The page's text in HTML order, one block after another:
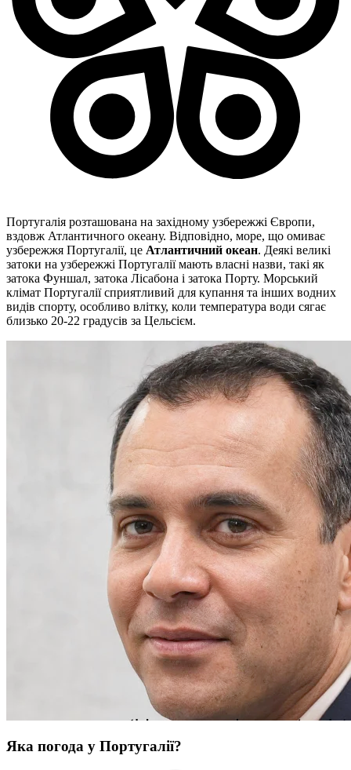
Португалія розташована на західному узбережжі Європи,
вздовж Атлантичного океану. Відповідно, море, що омиває
узбережжя Португалії, це Атлантичний океан. Деякі великі
затоки на узбережжі Португалії мають власні назви, такі як
затока Фуншал, затока Лісабона і затока Порту. Морський
клімат Португалії сприятливий для купання та інших водних
видів спорту, особливо влітку, коли температура води сягає
близько 20-22 градусів за Цельсієм.
Яка погода у Португалії?